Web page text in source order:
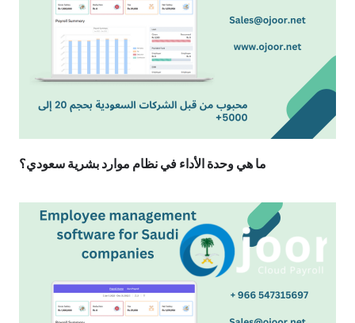
ما هي وحدة الأداء في نظام موارد بشرية سعودي؟